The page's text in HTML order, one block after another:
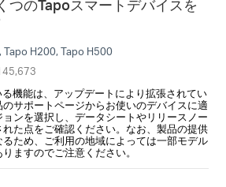
つのTapoスマートデバイスを
H200, Tapo H500
る機能は、アップデートにより拡張されてい
サポートページからお使いのデバイスに適
ンを選択し、データシートやリリースノー
れた点をご確認ください。なお、製品の提供
ため、ご利用の地域によっては一部モデル
ますのでご注意ください。